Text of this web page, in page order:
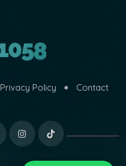
Privacy Policy Contact